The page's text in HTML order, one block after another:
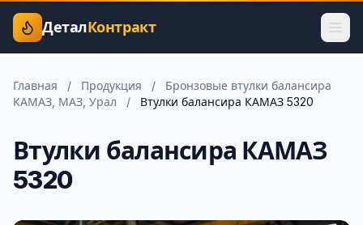
ДеталКонтракт
Главная / Продукция /
Бронзовые втулки балансира
КАМАЗ, МАЗ, Урал
/ Втулки балансира КАМАЗ 5320
Втулки балансира КАМАЗ
5320